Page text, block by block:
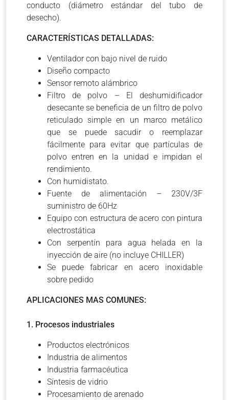
conducto (diámetro estándar del tubo de
desecho).
CARACTERÍSTICAS DETALLADAS:
Ventilador con bajo nivel de ruido
Diseño compacto
Sensor remoto alámbrico
Filtro de polvo – El deshumidificador
desecante se beneficia de un filtro de polvo
reticulado simple en un marco metálico
que se puede sacudir o reemplazar
fácilmente para evitar que partículas de
polvo entren en la unidad e impidan el
rendimiento.
Con humidistato.
Fuente de alimentación – 230V/3F
suministro de 60Hz
Equipo con estructura de acero con pintura
electrostática
Con serpentín para agua helada en la
inyección de aire (no incluye CHILLER)
Se puede fabricar en acero inoxidable
sobre pedido
APLICACIONES MAS COMUNES:
1. Procesos industriales
Productos electrónicos
Industria de alimentos
Industria farmacéutica
Síntesis de vidrio
Procesamiento de arenado